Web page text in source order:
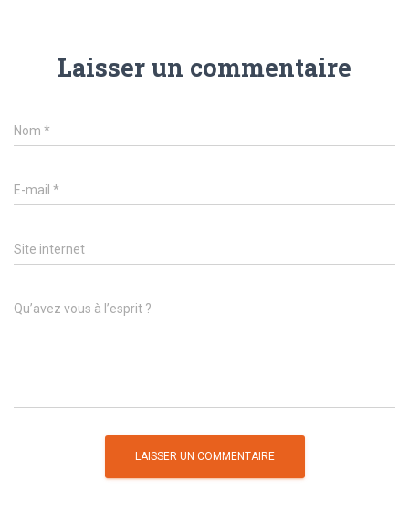
Laisser un commentaire
Nom *
E-mail *
Site internet
Qu’avez vous à l’esprit ?